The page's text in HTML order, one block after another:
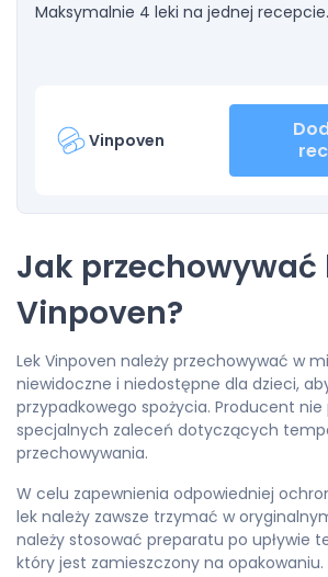
Maksymalnie 4 leki na jednej recepcie.
Vinpoven
Jak przechowywać
Vinpoven?
Lek Vinpoven należy przechowywać w
niewidoczne i niedostępne dla dzieci,
przypadkowego spożycia. Producent nie
specjalnych zaleceń dotyczących
przechowywania.
W celu zapewnienia odpowiedniej
lek należy zawsze trzymać w
należy stosować preparatu po upływie
który jest zamieszczony na opakowaniu.